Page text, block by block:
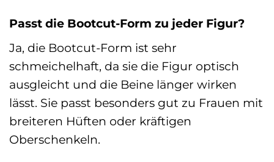
Passt die Bootcut-Form zu jeder Figur?
Ja, die Bootcut-Form ist sehr
schmeichelhaft, da sie die Figur optisch
ausgleicht und die Beine länger wirken
lässt. Sie passt besonders gut zu Frauen mit
breiteren Hüften oder kräftigen
Oberschenkeln.